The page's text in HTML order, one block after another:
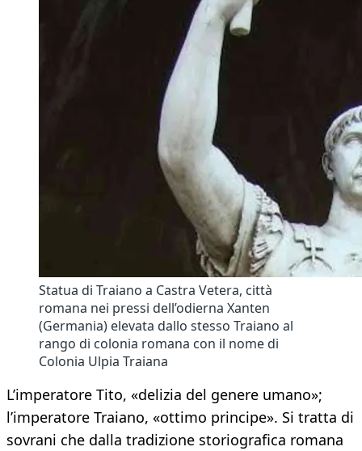
Statua di Traiano a Castra Vetera, città
romana nei pressi dell’odierna Xanten
(Germania) elevata dallo stesso Traiano al
rango di colonia romana con il nome di
Colonia Ulpia Traiana
L’imperatore Tito, «delizia del genere umano»;
l’imperatore Traiano, «ottimo principe». Si tratta di
sovrani che dalla tradizione storiografica romana